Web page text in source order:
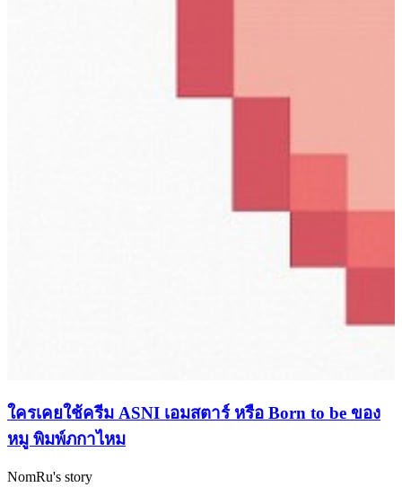
ใครเคยใช้ครีม ASNI เอมสตาร์ หรือ Born to be ของ
หมู พิมพ์ภกาไหม
NomRu's story